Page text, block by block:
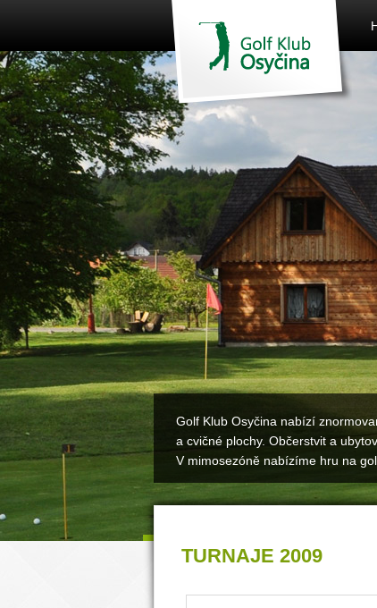
Golf Klub Osyčina nabízí
a cvičné plochy. Občerstvit a
V mimosezóně nabízíme hru na
TURNAJE 2009